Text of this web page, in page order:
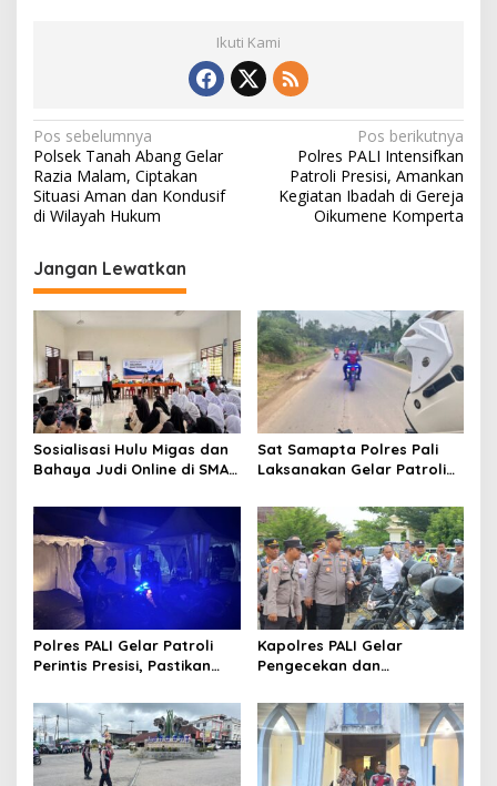
Ikuti Kami
N
a
v
g
a
i
p
o
s
Pos sebelumnya
Polsek Tanah Abang Gelar
Razia Malam, Ciptakan
Situasi Aman dan Kondusif
di Wilayah Hukum
Pos berikutnya
Polres PALI Intensifkan
Patroli Presisi, Amankan
Kegiatan Ibadah di Gereja
Oikumene Komperta
Jangan Lewatkan
Sosialisasi Hulu Migas dan
Bahaya Judi Online di SMAN
Sat Samapta Polres Pali
Laksanakan Gelar Patroli
Keamanan Wilayah Hukum
Polres Pali
Polres PALI Gelar Patroli
Perintis Presisi, Pastikan
Kapolres PALI Gelar
Pengecekan dan
Dinas,Tegaskan Kesiapan
Operasional 2025